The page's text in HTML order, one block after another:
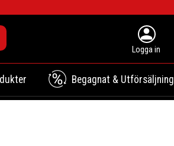
person
Begagnat & Utförsäljning